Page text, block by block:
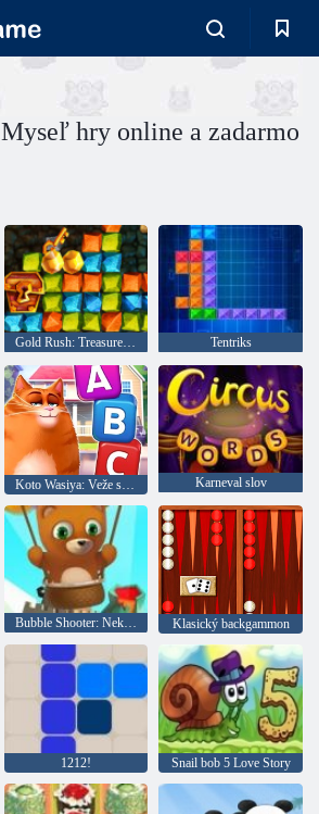
Myseľ hry online a zadarmo
Gold Rush: Treasure Hunter Tentriks
Koto Wasiya: Veže slov Karneval slov
Bubble Shooter: Nekonečno Klasický backgammon
1212! Snail bob 5 Love Story